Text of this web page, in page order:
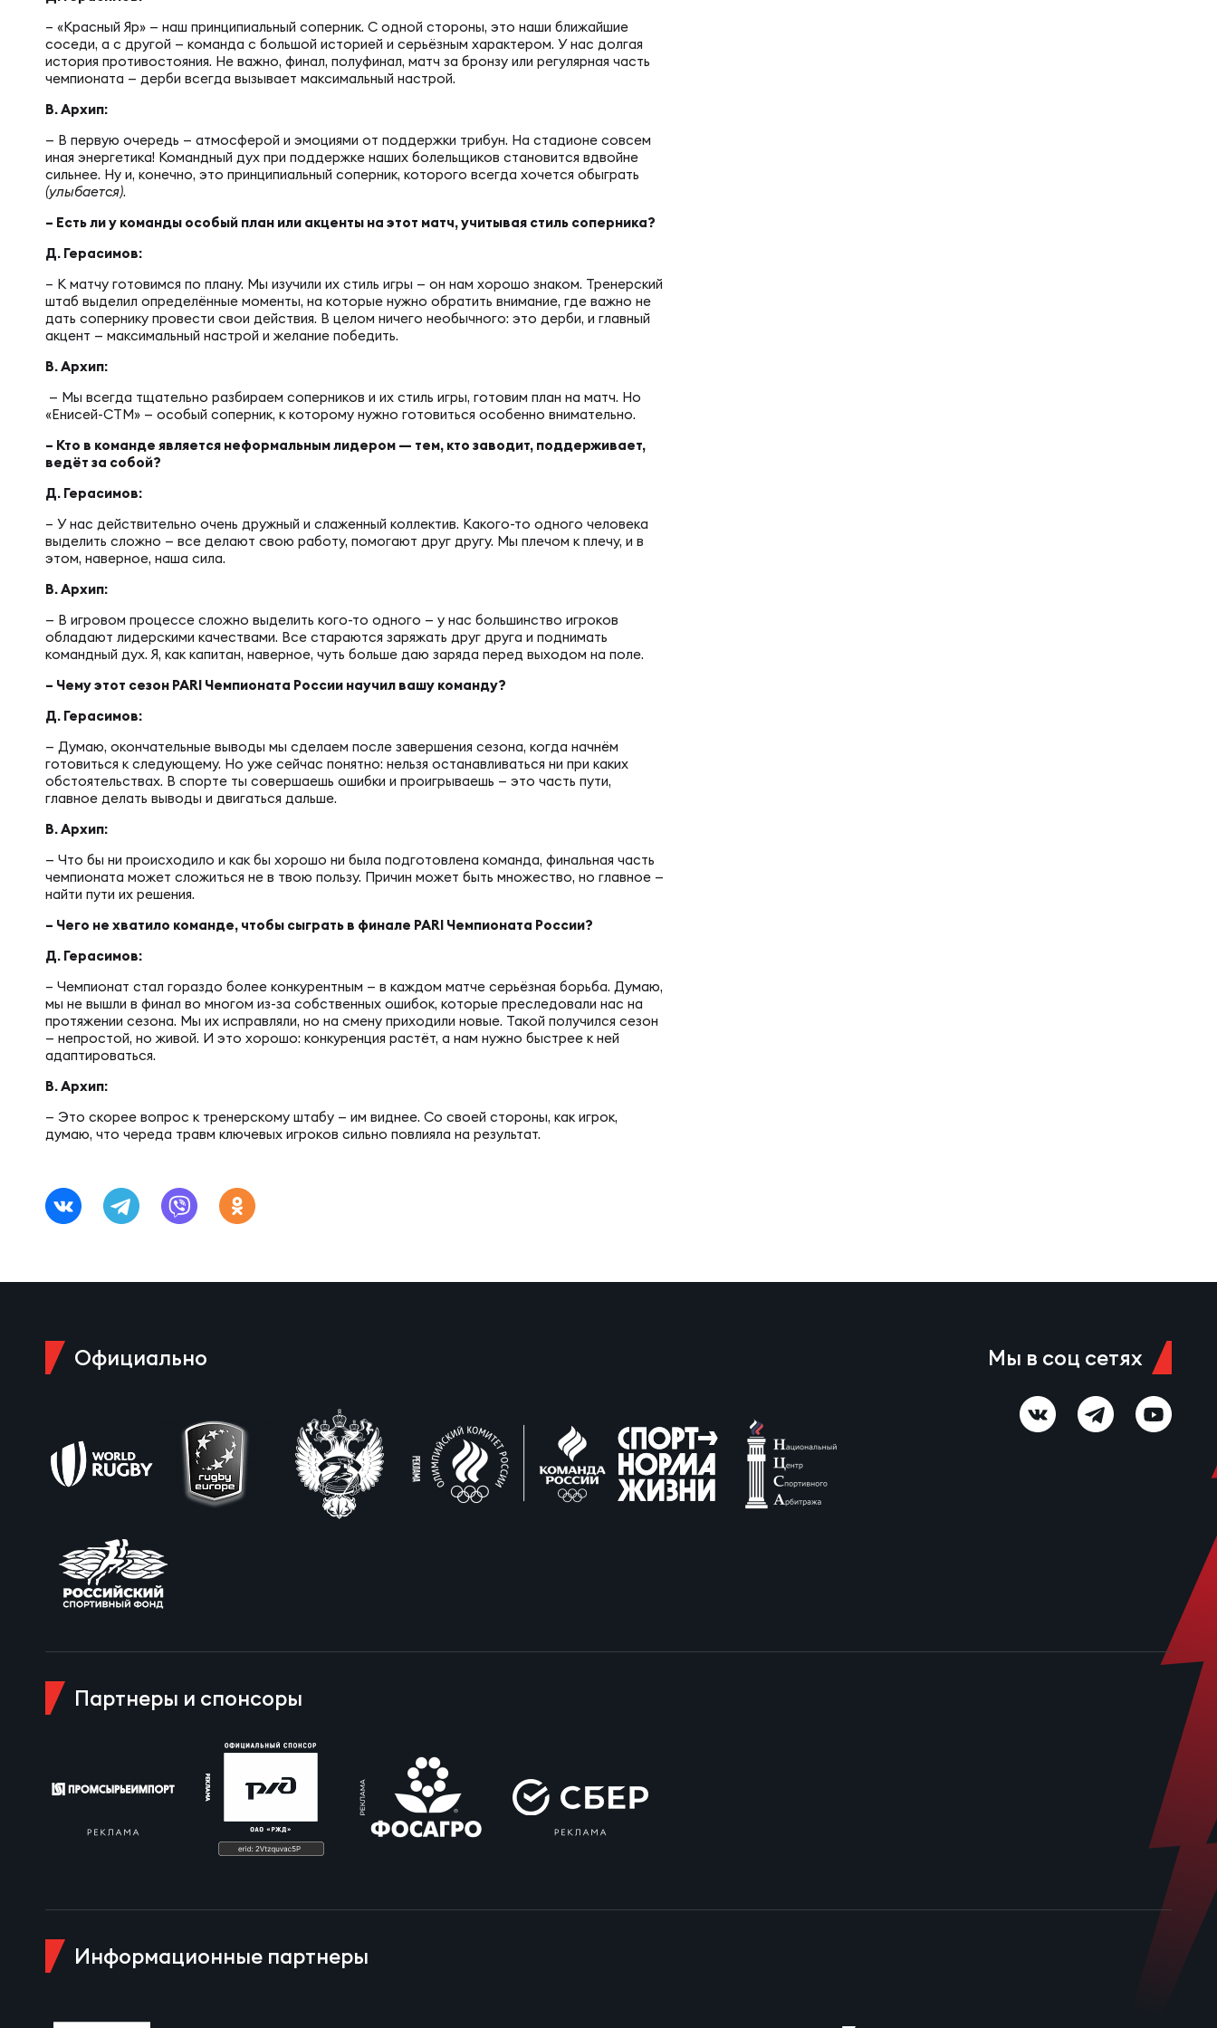
Первенство России U20 по регби-7
Первенство России U19 по регби-7
ЮНОШЕСКИЕ
Юношеский чемпионат России
Первенство России U20 по регби-7
Первенство России U19 по регби-7
Первенство России U18 по регби-7
Первенство России U17
Всероссийские соревнования U16
Всероссийские соревнования U15
Проект сводного календаря ФРР 2026
Чемпионат России по регби на снегу. Мужчины
Кубок России по регби на снегу. Женщины
Фонд развития детского регби
ПРОГРАММЫ
Академия регби
Новичку
Займись регби
Единая образовательная программа
Айдентика
Документы
Закупки
Антикоррупционная политика
– «Красный Яр» — наш принципиальный соперник. С одной стороны, это наши ближайшие
соседи, а с другой — команда с большой историей и серьёзным характером. У нас долгая
история противостояния. Не важно, финал, полуфинал, матч за бронзу или регулярная часть
чемпионата — дерби всегда вызывает максимальный настрой.
В. Архип:
— В первую очередь — атмосферой и эмоциями от поддержки трибун. На стадионе совсем
иная энергетика! Командный дух при поддержке наших болельщиков становится вдвойне
сильнее. Ну и, конечно, это принципиальный соперник, которого всегда хочется обыграть
(улыбается).
– Есть ли у команды особый план или акценты на этот матч, учитывая стиль соперника?
Д. Герасимов:
– К матчу готовимся по плану. Мы изучили их стиль игры — он нам хорошо знаком. Тренерский
штаб выделил определённые моменты, на которые нужно обратить внимание, где важно не
дать сопернику провести свои действия. В целом ничего необычного: это дерби, и главный
акцент — максимальный настрой и желание победить.
В. Архип:
— Мы всегда тщательно разбираем соперников и их стиль игры, готовим план на матч. Но
«Енисей-СТМ» — особый соперник, к которому нужно готовиться особенно внимательно.
– Кто в команде является неформальным лидером — тем, кто заводит, поддерживает,
ведёт за собой?
Д. Герасимов:
– У нас действительно очень дружный и слаженный коллектив. Какого-то одного человека
выделить сложно — все делают свою работу, помогают друг другу. Мы плечом к плечу, и в
этом, наверное, наша сила.
В. Архип:
— В игровом процессе сложно выделить кого-то одного — у нас большинство игроков
обладают лидерскими качествами. Все стараются заряжать друг друга и поднимать
командный дух. Я, как капитан, наверное, чуть больше даю заряда перед выходом на поле.
– Чему этот сезон PARI Чемпионата России научил вашу команду?
Д. Герасимов:
— Думаю, окончательные выводы мы сделаем после завершения сезона, когда начнём
готовиться к следующему. Но уже сейчас понятно: нельзя останавливаться ни при каких
обстоятельствах. В спорте ты совершаешь ошибки и проигрываешь — это часть пути,
главное делать выводы и двигаться дальше.
В. Архип:
— Что бы ни происходило и как бы хорошо ни была подготовлена команда, финальная часть
чемпионата может сложиться не в твою пользу. Причин может быть множество, но главное —
найти пути их решения.
– Чего не хватило команде, чтобы сыграть в финале PARI Чемпионата России?
Д. Герасимов:
– Чемпионат стал гораздо более конкурентным — в каждом матче серьёзная борьба. Думаю,
мы не вышли в финал во многом из-за собственных ошибок, которые преследовали нас на
протяжении сезона. Мы их исправляли, но на смену приходили новые. Такой получился сезон
— непростой, но живой. И это хорошо: конкуренция растёт, а нам нужно быстрее к ней
адаптироваться.
В. Архип:
— Это скорее вопрос к тренерскому штабу — им виднее. Со своей стороны, как игрок,
думаю, что череда травм ключевых игроков сильно повлияла на результат.
Официально Мы в соц сетях
Партнеры и спонсоры
Информационные партнеры